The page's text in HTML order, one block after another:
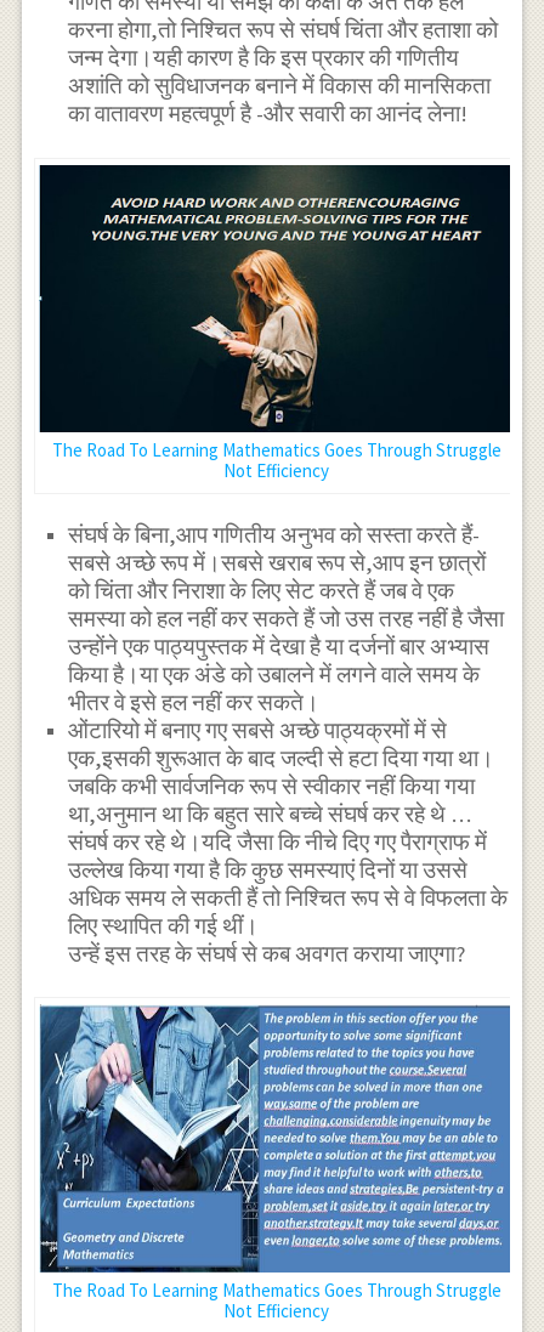
करना होगा,तो निश्चित रूप से संघर्ष चिंता और हताशा को
जन्म देगा।यही कारण है कि इस प्रकार की गणितीय
अशांति को सुविधाजनक बनाने में विकास की मानसिकता
का वातावरण महत्वपूर्ण है -और सवारी का आनंद लेना!
The Road To Learning Mathematics Goes Through Struggle
Not Efficiency
संघर्ष के बिना,आप गणितीय अनुभव को सस्ता करते हैं-
सबसे अच्छे रूप में।सबसे खराब रूप से,आप इन छात्रों
को चिंता और निराशा के लिए सेट करते हैं जब वे एक
समस्या को हल नहीं कर सकते हैं जो उस तरह नहीं है जैसा
उन्होंने एक पाठ्यपुस्तक में देखा है या दर्जनों बार अभ्यास
किया है।या एक अंडे को उबालने में लगने वाले समय के
भीतर वे इसे हल नहीं कर सकते।
ओंटारियो में बनाए गए सबसे अच्छे पाठ्यक्रमों में से
एक,इसकी शुरूआत के बाद जल्दी से हटा दिया गया था।
जबकि कभी सार्वजनिक रूप से स्वीकार नहीं किया गया
था,अनुमान था कि बहुत सारे बच्चे संघर्ष कर रहे थे …
संघर्ष कर रहे थे।यदि जैसा कि नीचे दिए गए पैराग्राफ में
उल्लेख किया गया है कि कुछ समस्याएं दिनों या उससे
अधिक समय ले सकती हैं तो निश्चित रूप से वे विफलता के
लिए स्थापित की गई थीं।
उन्हें इस तरह के संघर्ष से कब अवगत कराया जाएगा?
The Road To Learning Mathematics Goes Through Struggle
Not Efficiency